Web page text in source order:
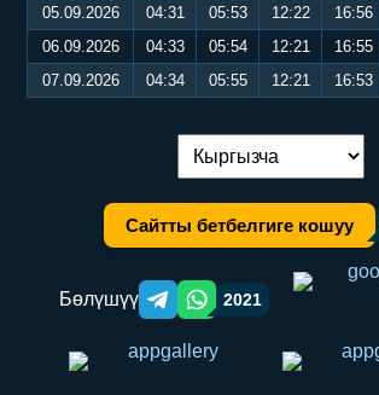
05.09.2026
04:31 05:53 12:22 16:56
06.09.2026
04:33 05:54 12:21 16:55
07.09.2026
04:34 05:55 12:21 16:53
Тилди алмаштыруу:
Сайтты бетбелгиге кошуу
Бөлүшүү Telegram orqali ulashish
WhatsApp orqali ulashish
2021